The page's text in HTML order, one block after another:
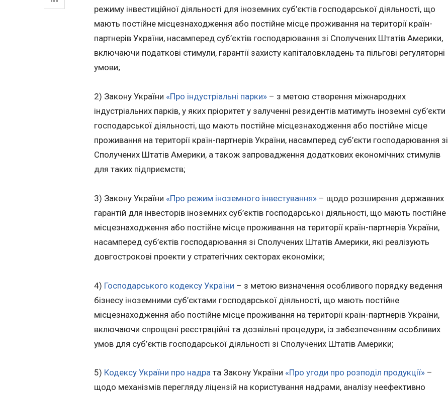
режиму інвестиційної діяльності для іноземних суб’єктів господарської діяльності, що
мають постійне місцезнаходження або постійне місце проживання на території країн-
партнерів України, насамперед суб’єктів господарювання зі Сполучених Штатів Америки,
включаючи податкові стимули, гарантії захисту капіталовкладень та пільгові регуляторні
умови;
2) Закону України «Про індустріальні парки» – з метою створення міжнародних
індустріальних парків, у яких пріоритет у залученні резидентів матимуть іноземні суб’єкти
господарської діяльності, що мають постійне місцезнаходження або постійне місце
проживання на території країн-партнерів України, насамперед суб’єкти господарювання зі
Сполучених Штатів Америки, а також запровадження додаткових економічних стимулів
для таких підприємств;
3) Закону України «Про режим іноземного інвестування» – щодо розширення державних
гарантій для інвесторів іноземних суб’єктів господарської діяльності, що мають постійне
місцезнаходження або постійне місце проживання на території країн-партнерів України,
насамперед суб’єктів господарювання зі Сполучених Штатів Америки, які реалізують
довгострокові проекти у стратегічних секторах економіки;
4) Господарського кодексу України – з метою визначення особливого порядку ведення
бізнесу іноземними суб’єктами господарської діяльності, що мають постійне
місцезнаходження або постійне місце проживання на території країн-партнерів України,
включаючи спрощені реєстраційні та дозвільні процедури, із забезпеченням особливих
умов для суб’єктів господарської діяльності зі Сполучених Штатів Америки;
5) Кодексу України про надра та Закону України «Про угоди про розподіл продукції» –
щодо механізмів перегляду ліцензій на користування надрами, аналізу неефективно